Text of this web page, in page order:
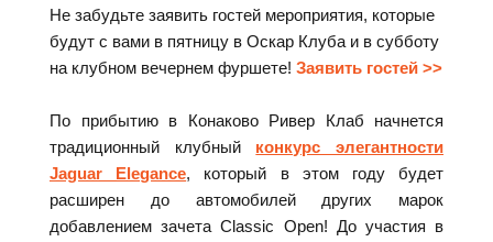
Не забудьте заявить гостей мероприятия, которые
будут с вами в пятницу в Оскар Клуба и в субботу
на клубном вечернем фуршете! Заявить гостей >>
По прибытию в Конаково Ривер Клаб начнется
традиционный клубный
конкурс элегантности
Jaguar Elegance, который в этом году будет
расширен до автомобилей других марок
добавлением зачета Classic Open! До участия в